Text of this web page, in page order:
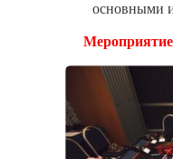
основными